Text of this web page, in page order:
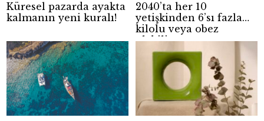
Küresel pazarda ayakta
kalmanın yeni kuralı!
2040’ta her 10
yetişkinden 6’sı fazla
kilolu veya obez
olabilir